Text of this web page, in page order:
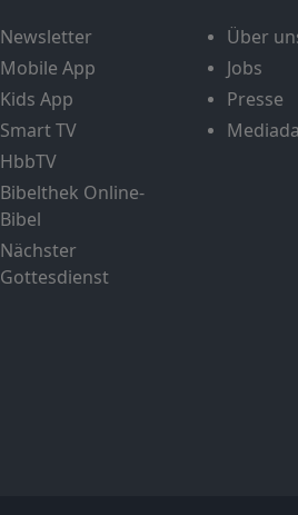
Newsletter
Mobile App
Kids App
Smart TV
HbbTV
Bibelthek Online-
Bibel
Nächster
Gottesdienst
Über
Jobs
Presse